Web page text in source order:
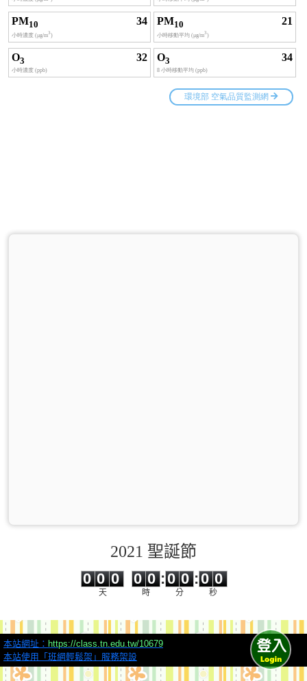
2021 聖誕節
0 0 0
天
0
0
0
時
:
0
0
0
0
分
:0 0
秒
本站網址： https://class.tn.edu.tw/10679
本站使用「班網輕鬆架」服務架設